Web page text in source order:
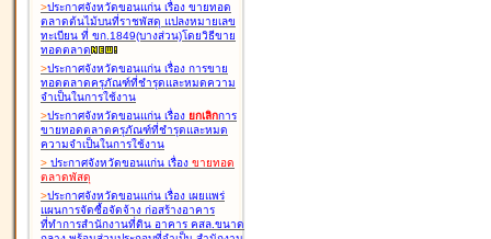
>ประกาศจังหวัดขอนแก่น เรื่อง ขายทอด
ตลาดต้นไม้บนที่ราชพัสดุ แปลงหมายเลข
ทะเบียน ที่ ขก.1849(บางส่วน)โดยวิธีขาย
ทอดตลาด
>ประกาศจังหวัดขอนแก่น เรื่อง การขาย
ทอดตลาดครุภัณฑ์ที่ชำรุดและหมดความ
จำเป็นในการใช้งาน
>ประกาศจังหวัดขอนแก่น เรื่อง ยกเลิกการ
ขายทอดตลาดครุภัณฑ์ที่ชำรุดและหมด
ความจำเป็นในการใช้งาน
> ประกาศจังหวัดขอนแก่น เรื่อง ขายทอด
ตลาดพัสดุ
>ประกาศจังหวัดขอนแก่น เรื่อง เผยแพร่
แผนการจัดซื้อจัดจ้าง ก่อสร้างอาคาร
ที่ทำการสำนักงานที่ดิน อาคาร คสล.ขนาด